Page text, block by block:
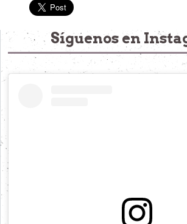
Síguenos en